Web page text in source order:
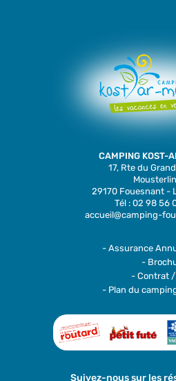
CAMPING KOST-
17, Rte du
Mousterlin
29170 Fouesnant -
Tél : 02 98 56
accueil@camping-
- Assurance
-
- Contrat /
- Plan du
Suivez-nous sur les